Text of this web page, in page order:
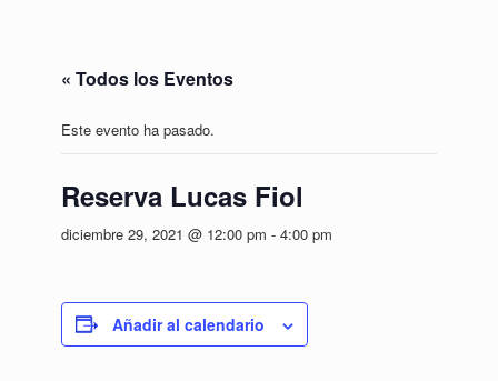
« Todos los Eventos
Este evento ha pasado.
Reserva Lucas Fiol
diciembre 29, 2021 @ 12:00 pm - 4:00 pm
Añadir al calendario